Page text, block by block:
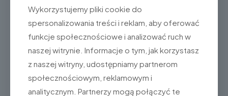
Zestawyz drukarką fiskalną
Wykorzystujemy pliki cookie do
spersonalizowania treści i reklam, aby oferować
funkcje społecznościowe i analizować ruch w
naszej witrynie. Informacje o tym, jak korzystasz
z naszej witryny, udostępniamy partnerom
społecznościowym, reklamowym i
analitycznym. Partnerzy mogą połączyć te